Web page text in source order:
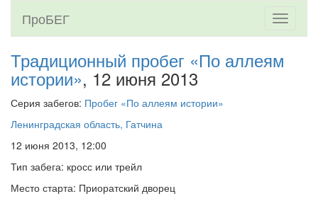
Toggle
ПроБЕГ
Традиционный пробег «По аллеям
истории», 12 июня 2013
Серия забегов: Пробег «По аллеям истории»
Ленинградская область, Гатчина
12 июня 2013, 12:00
Тип забега: кросс или трейл
Место старта: Приоратский дворец